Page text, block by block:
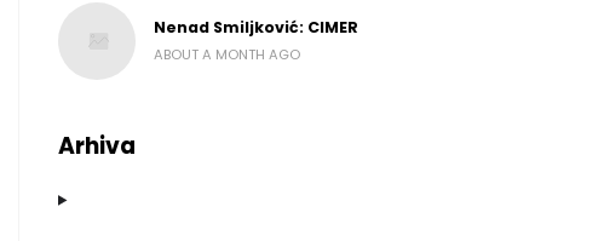
Nenad Smiljković: CIMER
ABOUT A MONTH AGO
Arhiva